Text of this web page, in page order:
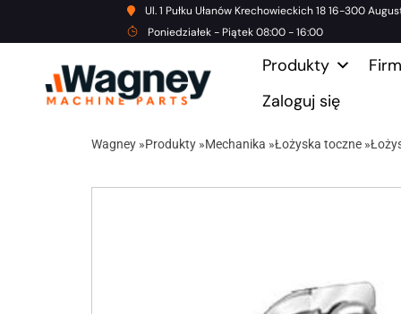
Ul. 1 Pułku Ułanów Krechowieckich 18 16-300
Poniedziałek - Piątek 08:00 - 16:00
Produkty
Zaloguj się
Wagney »Produkty »Mechanika »Łożyska toczne »